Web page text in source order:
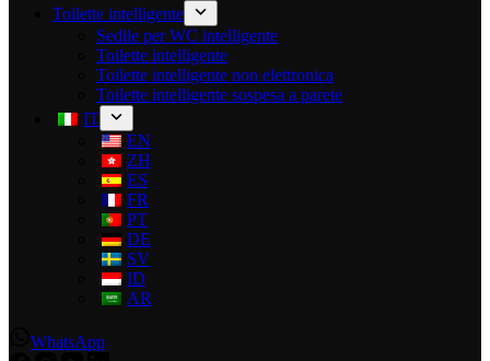
Toilette intelligente
Sedile per WC intelligente
Toilette intelligente
Toilette intelligente non elettronica
Toilette intelligente sospesa a parete
IT
EN
ZH
ES
FR
PT
DE
SV
ID
AR
WhatsApp